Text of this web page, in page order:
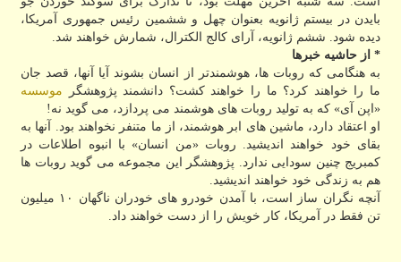
بایدن در بیستم ژانویه بعنوان چهل و ششمین رئیس جمهوری آمریکا،
دیده شود. ششم ژانویه، آرای کالج الکترال، شمارش خواهند شد.
* از حاشیه خبرها
به هنگامی که روبات ها، هوشمندتر از انسان بشوند آیا آنها، قصد جان
ما را خواهند کرد؟ ما را خواهند کشت؟ دانشمند پژوهشگر موسسه
«اپن آی» که به تولید روبات های هوشمند می پردازد، می گوید نه!
او اعتقاد دارد، ماشین های ابر هوشمند، از ما متنفر نخواهند بود. آنها به
بقای خود خواهند اندیشید. روبات «من انسان» با انبوه اطلاعات در
کمبریج چنین سودایی ندارد. پژوهشگر این مجموعه می گوید روبات ها
هم به زندگی خود خواهند اندیشید.
آنچه نگران ساز است، با آمدن خودرو های خودران ناگهان ۱۰ میلیون
تن فقط در آمریکا، کار خویش را از دست خواهند داد.